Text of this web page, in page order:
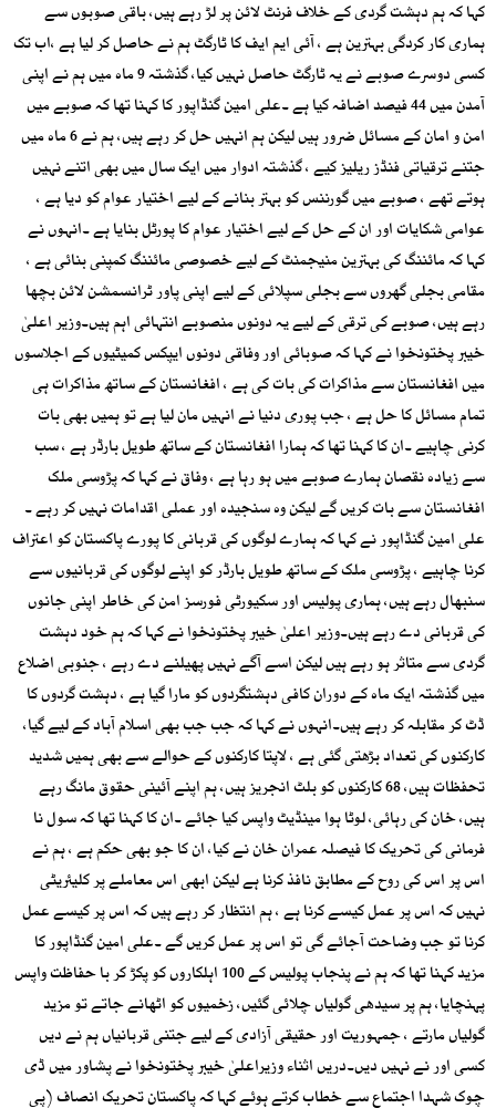
کہا کہ ہم دہشت گردی کے خلاف فرنٹ لائن پر لڑ رہے ہیں، باقی صوبوں سے
ہماری کار کردگی بہترین ہے ، آئی ایم ایف کا ٹارگٹ ہم نے حاصل کر لیا ہے ،اب تک
کسی دوسرے صوبے نے یہ ٹارگٹ حاصل نہیں کیا، گذشتہ 9 ماہ میں ہم نے اپنی
آمدن میں 44 فیصد اضافہ کیا ہے ۔علی امین گنڈاپور کا کہنا تھا کہ صوبے میں
امن و امان کے مسائل ضرور ہیں لیکن ہم انہیں حل کر رہے ہیں، ہم نے 6 ماہ میں
جتنے ترقیاتی فنڈز ریلیز کیے ، گذشتہ ادوار میں ایک سال میں بھی اتنے نہیں
ہوتے تھے ، صوبے میں گورننس کو بہتر بنانے کے لیے اختیار عوام کو دیا ہے ،
عوامی شکایات اور ان کے حل کے لیے اختیار عوام کا پورٹل بنایا ہے ۔انہوں نے
کہا کہ مائننگ کی بہترین منیجمنٹ کے لیے خصوصی مائننگ کمپنی بنائی ہے ،
مقامی بجلی گھروں سے بجلی سپلائی کے لیے اپنی پاور ٹرانسمشن لائن بچھا
رہے ہیں، صوبے کی ترقی کے لیے یہ دونوں منصوبے انتہائی اہم ہیں۔وزیر اعلیٰ
خیبر پختونخوا نے کہا کہ صوبائی اور وفاقی دونوں ایپکس کمیٹیوں کے اجلاسوں
میں افغانستان سے مذاکرات کی بات کی ہے ، افغانستان کے ساتھ مذاکرات ہی
تمام مسائل کا حل ہے ، جب پوری دنیا نے انہیں مان لیا ہے تو ہمیں بھی بات
کرنی چاہیے ۔ان کا کہنا تھا کہ ہمارا افغانستان کے ساتھ طویل بارڈر ہے ، سب
سے زیادہ نقصان ہمارے صوبے میں ہو رہا ہے ، وفاق نے کہا کہ پڑوسی ملک
افغانستان سے بات کریں گے لیکن وہ سنجیدہ اور عملی اقدامات نہیں کر رہے ۔
علی امین گنڈاپور نے کہا کہ ہمارے لوگوں کی قربانی کا پورے پاکستان کو اعتراف
کرنا چاہیے ، پڑوسی ملک کے ساتھ طویل بارڈر کو اپنے لوگوں کی قربانیوں سے
سنبھال رہے ہیں، ہماری پولیس اور سکیورٹی فورسز امن کی خاطر اپنی جانوں
کی قربانی دے رہے ہیں۔وزیر اعلیٰ خیبر پختونخوا نے کہا کہ ہم خود دہشت
گردی سے متاثر ہو رہے ہیں لیکن اسے آگے نہیں پھیلنے دے رہے ، جنوبی اضلاع
میں گذشتہ ایک ماہ کے دوران کافی دہشتگردوں کو مارا گیا ہے ، دہشت گردوں کا
ڈٹ کر مقابلہ کر رہے ہیں۔انہوں نے کہا کہ جب جب بھی اسلام آباد کے لیے گیا،
کارکنوں کی تعداد بڑھتی گئی ہے ، لاپتا کارکنوں کے حوالے سے بھی ہمیں شدید
تحفظات ہیں، 68 کارکنوں کو بلٹ انجریز ہیں، ہم اپنے آئینی حقوق مانگ رہے
ہیں، خان کی رہائی، لوٹا ہوا مینڈیٹ واپس کیا جائے ۔ان کا کہنا تھا کہ سول نا
فرمانی کی تحریک کا فیصلہ عمران خان نے کیا، ان کا جو بھی حکم ہے ، ہم نے
اس پر اس کی روح کے مطابق نافذ کرنا ہے لیکن ابھی اس معاملے پر کلیئریٹی
نہیں کہ اس پر عمل کیسے کرنا ہے ، ہم انتظار کر رہے ہیں کہ اس پر کیسے عمل
کرنا تو جب وضاحت آجائے گی تو اس پر عمل کریں گے ۔علی امین گنڈاپور کا
مزید کہنا تھا کہ ہم نے پنجاب پولیس کے 100 اہلکاروں کو پکڑ کر با حفاظت واپس
پہنچایا، ہم پر سیدھی گولیاں چلائی گئیں، زخمیوں کو اٹھانے جاتے تو مزید
گولیاں مارتے ، جمہوریت اور حقیقی آزادی کے لیے جتنی قربانیاں ہم نے دیں
کسی اور نے نہیں دیں۔دریں اثناء وزیراعلیٰ خیبر پختونخوا نے پشاور میں ڈی
چوک شہدا اجتماع سے خطاب کرتے ہوئے کہا کہ پاکستان تحریک انصاف (پی